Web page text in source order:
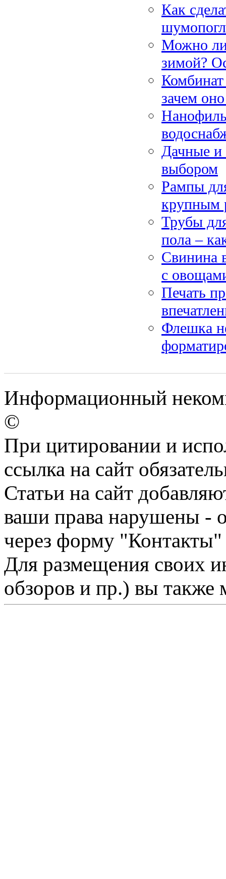
Как
Можно ли
зимой?
Комбинат
зачем
Дачные и
выбором
Рампы
крупным
Трубы
пола –
Свинина
с
Печать
Флешка
Информационный
©
При цитировании и
ссылка на сайт
Статьи на сайт
ваши права нарушены -
через форму "Контакты"
Для размещения своих
обзоров и пр.) вы также